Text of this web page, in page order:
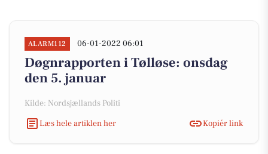
ALARM112 06-01-2022 06:01
Døgnrapporten i Tølløse: onsdag
den 5. januar
Kilde: Nordsjællands Politi
Læs hele artiklen her
Kopiér link